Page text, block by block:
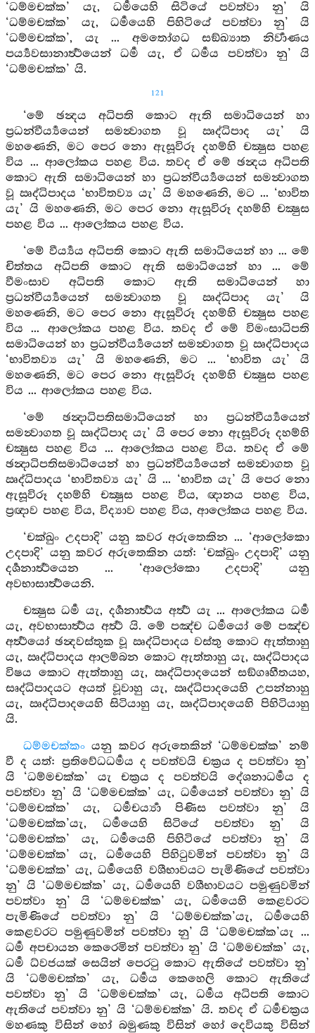
‘ධම්මචක්ක’ යැ, ධර්‍මයෙහි සිටියේ පවත්වා නු’ යි
‘ධම්මචක්ක’ යැ, ධර්‍මයෙහි පිහිටියේ පවත්වා නු’ යි
‘ධම්මචක්ක’, යැ ... අමතෝගධ සඞ්ඛ්‍යාත නිර්‍වාණය
පර්‍ය්‍යවසානාර්‍ත්‍ථයෙන් ධර්‍ම යැ, ඒ ධර්‍මය පවත්වා නු’ යි
‘ධම්මචක්ක’ යි.
121
‘මේ ඡන්‍දය අධිපති කොට ඇති සමාධියෙන් හා
ප්‍රධන්වීර්‍ය්‍යයෙන් සමන්‍වාගත වූ ඍද්ධිපාද යැ’ යි
මහණෙනි, මට පෙර නො ඇසූවිරූ දහම්හි චක්‍ෂුස පහළ
විය ... ආලෝකය පහළ විය. තවද ඒ මේ ඡන්‍දය අධිපති
කොට ඇති සමාධියෙන් හා ප්‍රධන්වීර්‍ය්‍යයෙන් සමන්‍වාගත
වූ ඍද්ධිපාදය ‘භාවිතව්‍ය යැ’ යි මහණෙනි, මට ... ‘භාවිත
යැ’ යි මහණෙනි, මට පෙර නො ඇසූවිරූ දහම්හි චක්‍ෂුස
පහළ විය ... ආලෝකය පහළ විය.
‘මේ වීර්‍ය්‍යය අධිපති කොට ඇති සමාධියෙන් හා ... මේ
චිත්තය අධිපති කොට ඇති සමාධියෙන් හා ... මේ
වීමංසාව අධිපති කොට ඇති සමාධියෙන් හා
ප්‍රධන්වීර්‍ය්‍යයෙන් සමන්‍වාගත වූ ඍද්ධිපාද යැ’ යි
මහණෙනි, මට පෙර නො ඇසූවිරූ දහම්හි චක්‍ෂුස පහළ
විය ... ආලෝකය පහළ විය. තවද ඒ මේ විමංසාධිපති
සමාධියෙන් හා ප්‍රධන්වීර්‍ය්‍යයෙන් සමන්‍වාගත වූ ඍද්ධිපාදය
‘භාවිතව්‍ය යැ’ යි මහණෙනි, මට ... ‘භාවිත යැ’ යි
මහණෙනි, මට පෙර නො ඇසූවිරූ දහම්හි චක්‍ෂුස පහළ
විය ... ආලෝකය පහළ විය.
‘මේ ඡන්‍දාධිපතිසමාධියෙන් හා ප්‍රධන්වීර්‍ය්‍යයෙන්
සමන්‍වාගත වූ ඍද්ධිපාද යැ’ යි පෙර නො ඇසූවිරූ දහම්හි
චක්‍ෂුස පහළ විය ... ආලෝකය පහළ විය. තවද ඒ මේ
ඡන්‍දාධිපතිසමාධියෙන් හා ප්‍රධන්වීර්‍ය්‍යයෙන් සමන්‍වාගත වූ
ඍද්ධිපාදය ‘භාවිතව්‍ය යැ’ යි ... ‘භාවිත යැ’ යි පෙර නො
ඇසූවිරූ දහම්හි චක්‍ෂුස පහළ විය, ඥානය පහළ විය,
ප්‍රඥාව පහළ විය, විද්‍යාව පහළ විය, ආලෝකය පහළ විය.
‘චක්ඛුං උදපාදි’ යනු කවර අරුතෙකින ... ‘ආලෝකො
උදපාදි’ යනු කවර අරුතෙකින යත්: ‘චක්ඛුං උදපාදි’ යනු
දර්‍ශනාර්‍ත්‍ථයෙන ... ‘ආලෝකො උදපාදි’ යනු
අවභාසාර්‍ත්‍ථයෙනි.
චක්‍ෂුස ධර්‍ම යැ, දර්‍ශනාර්‍ත්‍ථය අර්‍ත්‍ථ යැ ... ආලෝකය ධර්‍ම
යැ, අවභාසාර්‍ත්‍ථය අර්‍ත්‍ථ යි. මේ පඤ්ච ධර්‍මයෝ මේ පඤ්ච
අර්‍ත්‍ථයෝ ඡන්‍දවස්තුක වූ ඍද්ධිපාදය වස්තු කොට ඇත්තාහු
යැ, ඍද්ධිපාදය ආලම්බන කොට ඇත්තාහු යැ, ඍද්ධිපාදය
විෂය කොට ඇත්තාහු යැ, ඍද්ධිපාදයෙන් සඞ්ගෘහීතයහ,
සෘද්ධිපාදයට අයත් වූවාහු යැ, ඍද්ධිපාදයෙහි උපන්නාහු
යැ, ඍද්ධිපාදයෙහි සිටියාහු යැ, ඍද්ධිපාදයෙහි පිහිටියාහු
යි.
ධම්මචක්කංයනු කවර අරුතෙකින් ‘ධම්මචක්ක’ නම්
වී ද යත්: ප්‍රතිවේධධර්‍මය ද පවත්වයි චක්‍රය ද පවත්වා නු’
යි ‘ධම්මචක්ක’ යැ චක්‍රය ද පවත්වයි දේශනාධර්‍මය ද
පවත්වා නු’ යි ‘ධම්මචක්ක’ යැ, ධර්‍මයෙන් පවත්වා නු’ යි
‘ධම්මචක්ක’ යැ, ධර්‍මචර්‍ය්‍යා පිණිස පවත්වා නු’ යි
‘ධම්මචක්ක’යැ, ධර්‍මයෙහි සිටියේ පවත්වා නු’ යි
‘ධම්මචක්ක’ යැ, ධර්‍මයෙහි පිහිටියේ පවත්වා නු’ යි
‘ධම්මචක්ක’ යැ, ධර්‍මයෙහි පිහිටුවමින් පවත්වා නු’ යි
‘ධම්මචක්ක’ යැ, ධර්‍මයෙහි වශීභාවයට පැමිණියේ පවත්වා
නු’ යි ‘ධම්මචක්ක’ යැ, ධර්‍මයෙහි වශීභාවයට පමුණුවමින්
පවත්වා නු’ යි ‘ධම්මචක්ක’ යැ, ධර්‍මයෙහි කෙළවරට
පැමිණියේ පවත්වා නු’ යි ‘ධම්මචක්ක’යැ, ධර්‍මයෙහි
කෙළවරට පමුණුවමින් පවත්වා නු’ යි ‘ධම්මචක්ක’යැ ...
ධර්‍ම අපචායන කෙරෙමින් පවත්වා නු’ යි ‘ධම්මචක්ක’ යැ,
ධර්‍ම ධ්වජයක් සෙයින් පෙරටු කොට ඇතියේ පවත්වා නු’
යි ‘ධම්මචක්ක’ යැ, ධර්‍මය කෙහෙලි කොට ඇතියේ
පවත්වා නු’ යි ‘ධම්මචක්ක’ යැ, ධර්‍මය අධිපති කොට
ඇතියේ පවත්වා නු’ යි ‘ධම්මචක්ක’ යි. තවද ඒ ධර්‍මචක්‍රය
මහණකු විසින් හෝ බමුණකු විසින් හෝ දෙවියකු විසින්